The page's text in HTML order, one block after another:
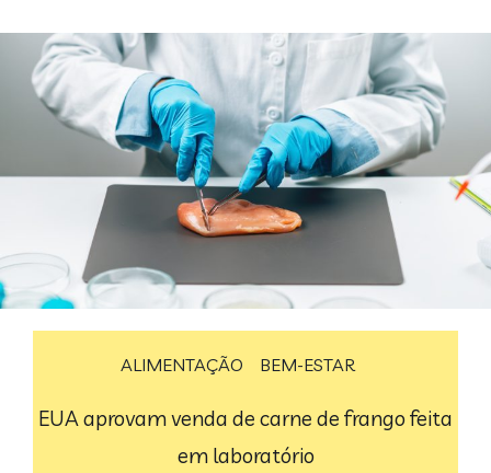
ALIMENTAÇÃO BEM-ESTAR
EUA aprovam venda de carne de frango feita
em laboratório